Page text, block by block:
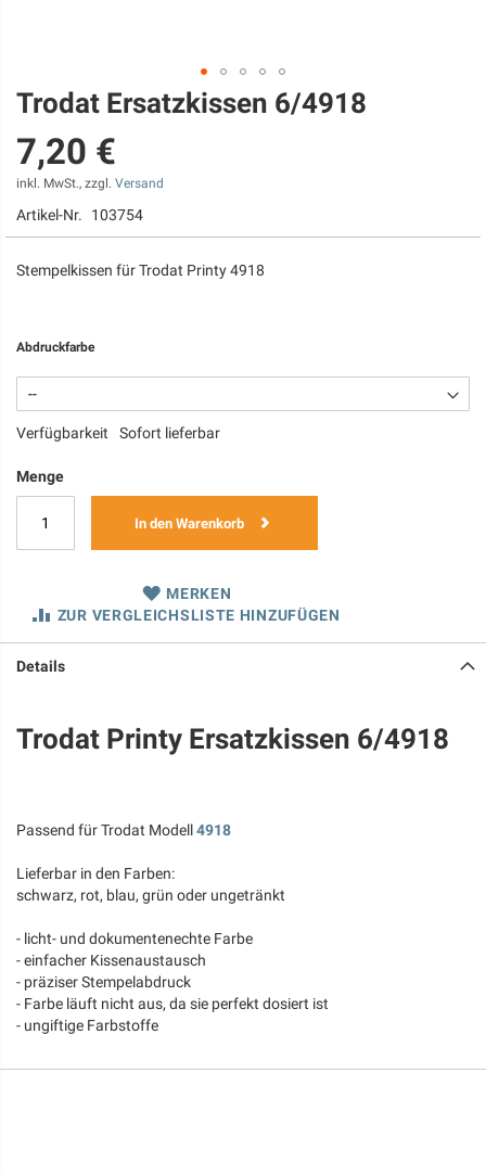
Zum
Anfang
der
Bildgalerie
springen
Trodat Ersatzkissen 6/4918
7,20 €
inkl. MwSt., zzgl. Versand
Artikel-Nr. 103754
Stempelkissen für Trodat Printy 4918
Abdruckfarbe
Verfügbarkeit Sofort lieferbar
Menge
In den Warenkorb
MERKEN
ZUR VERGLEICHSLISTE HINZUFÜGEN
Details
Trodat Printy Ersatzkissen 6/4918
Passend für Trodat Modell4918
Lieferbar in den Farben:
schwarz, rot, blau, grün oder ungetränkt
- licht- und dokumentenechte Farbe
- einfacher Kissenaustausch
- präziser Stempelabdruck
- Farbe läuft nicht aus, da sie perfekt dosiert ist
- ungiftige Farbstoffe